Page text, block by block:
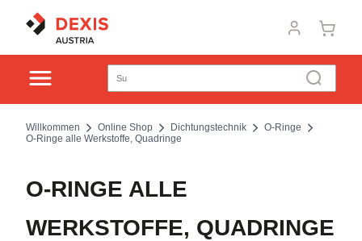
Willkommen Online Shop Dichtungstechnik
O-Ringe
O-Ringe alle Werkstoffe, Quadringe
O-RINGE ALLE
WERKSTOFFE, QUADRINGE